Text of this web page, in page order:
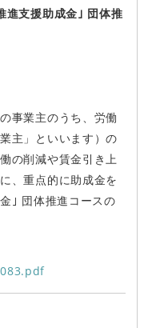
進支援助成金｣ 団体推
事業主のうち、労働
主」といいます）の
の削減や賃金引き上
、重点的に助成金を
｣ 団体推進コースの